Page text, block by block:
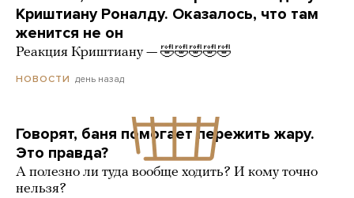
Криштиану Роналду. Оказалось, что там
женится не он
Реакция Криштиану — 🤣🤣🤣🤣🤣
НОВОСТИ день назад
Говорят, баня помогает пережить жару.
Это правда?
А полезно ли туда вообще ходить? И кому точно
нельзя?